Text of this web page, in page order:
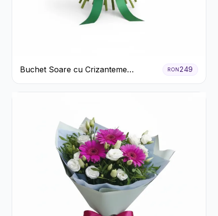
Buchet Soare cu Crizanteme
Galbene și Trandafiri Albi
RON249